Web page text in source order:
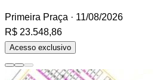
Primeira Praça · 11/08/2026
R$ 23.548,86
Acesso exclusivo